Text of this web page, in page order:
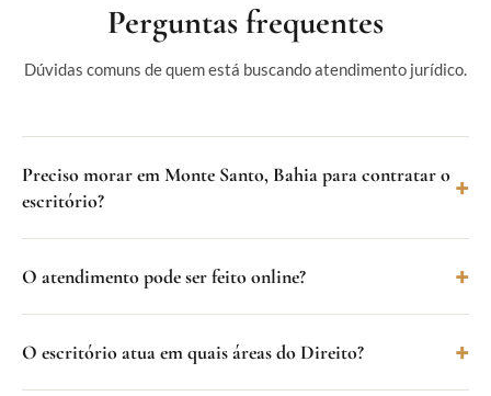
Perguntas frequentes
Dúvidas comuns de quem está buscando atendimento jurídico.
Preciso morar em Monte Santo, Bahia para contratar o
escritório?
O atendimento pode ser feito online?
O escritório atua em quais áreas do Direito?